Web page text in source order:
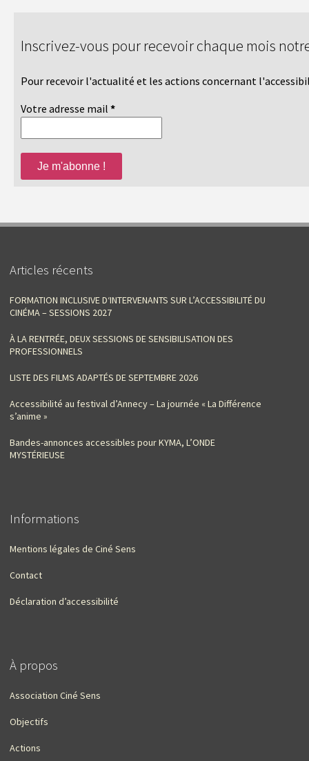
Inscrivez-vous pour recevoir chaque mois
Pour recevoir l'actualité et les actions concernant
Votre adresse mail *
Articles récents
FORMATION INCLUSIVE D‘INTERVENANTS SUR L’ACCESSIBILITÉ DU
CINÉMA – SESSIONS 2027
À LA RENTRÉE, DEUX SESSIONS DE SENSIBILISATION DES
PROFESSIONNELS
LISTE DES FILMS ADAPTÉS DE SEPTEMBRE 2026
Accessibilité au festival d’Annecy – La journée « La Différence
s’anime »
Bandes-annonces accessibles pour KYMA, L’ONDE
MYSTÉRIEUSE
Informations
Mentions légales de Ciné Sens
Contact
Déclaration d’accessibilité
À propos
Association Ciné Sens
Objectifs
Actions